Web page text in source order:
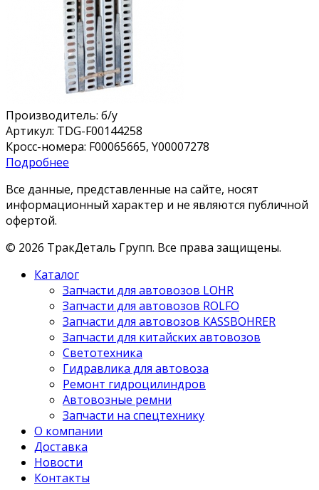
Производитель: б/у
Артикул: TDG-F00144258
Кросс-номера: F00065665, Y00007278
Подробнее
Все данные, представленные на сайте, носят
информационный характер и не являются публичной
офертой.
© 2026 ТракДеталь Групп. Все права защищены.
Каталог
Запчасти для автовозов LOHR
Запчасти для автовозов ROLFO
Запчасти для автовозов KASSBOHRER
Запчасти для китайских автовозов
Светотехника
Гидравлика для автовоза
Ремонт гидроцилиндров
Автовозные ремни
Запчасти на спецтехнику
О компании
Доставка
Новости
Контакты